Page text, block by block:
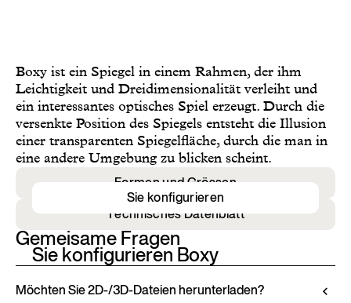
Boxy ist ein Spiegel in einem Rahmen, der ihm
Leichtigkeit und Dreidimensionalität verleiht und
ein interessantes optisches Spiel erzeugt. Durch die
versenkte Position des Spiegels entsteht die Illusion
einer transparenten Spiegelfläche, durch die man in
eine andere Umgebung zu blicken scheint.
Formen und Grössen
Technisches Datenblatt
Sie konfigurieren Boxy
Sie konfigurieren
Gemeisame Fragen
Möchten Sie 2D-/3D-Dateien herunterladen?